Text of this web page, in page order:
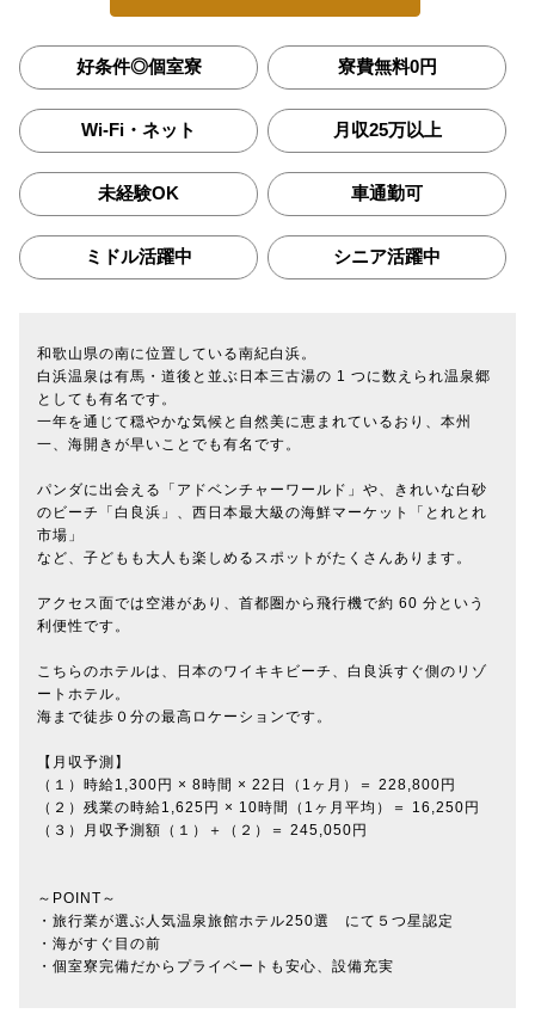
好条件◎個室寮 寮費無料0円
Wi-Fi・ネット 月収25万以上
未経験OK 車通勤可
ミドル活躍中 シニア活躍中
和歌山県の南に位置している南紀白浜。
白浜温泉は有馬・道後と並ぶ日本三古湯の 1 つに数えられ温泉郷
としても有名です。
一年を通じて穏やかな気候と自然美に恵まれているおり、本州
一、海開きが早いことでも有名です。
パンダに出会える「アドベンチャーワールド」や、きれいな白砂
のビーチ「白良浜」、西日本最大級の海鮮マーケット「とれとれ
市場」
など、子どもも大人も楽しめるスポットがたくさんあります。
アクセス面では空港があり、首都圏から飛行機で約 60 分という
利便性です。
こちらのホテルは、日本のワイキキビーチ、白良浜すぐ側のリゾ
ートホテル。
海まで徒歩０分の最高ロケーションです。
【月収予測】
（１）時給1,300円 × 8時間 × 22日（1ヶ月）＝ 228,800円
（２）残業の時給1,625円 × 10時間（1ヶ月平均）＝ 16,250円
（３）月収予測額（１）＋（２）＝ 245,050円
～POINT～
・旅行業が選ぶ人気温泉旅館ホテル250選 にて５つ星認定
・海がすぐ目の前
・個室寮完備だからプライベートも安心、設備充実